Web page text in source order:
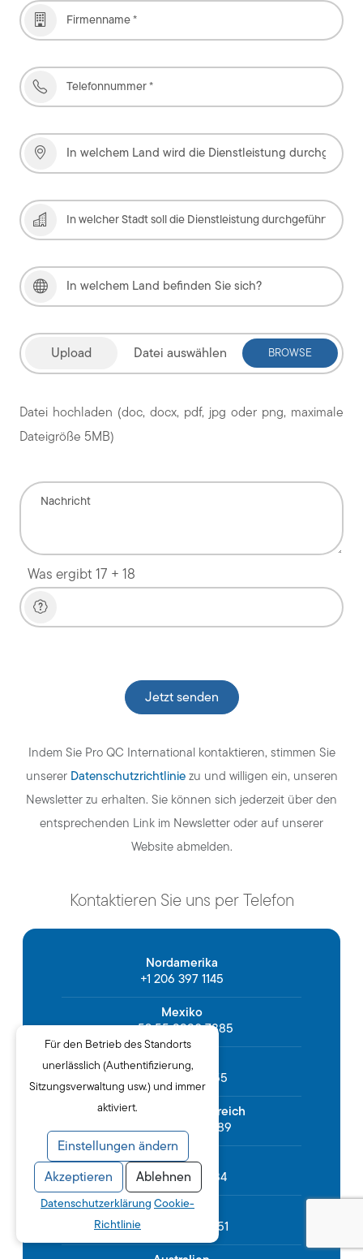
Datei auswählen
Datei hochladen (doc, docx, pdf, jpg oder png, maximale
Dateigröße 5MB)
Was ergibt 17 + 18
Indem Sie Pro QC International kontaktieren, stimmen Sie
unserer Datenschutzrichtliniezu und willigen ein, unseren
Newsletter zu erhalten. Sie können sich jederzeit über den
entsprechenden Link im Newsletter oder auf unserer
Website abmelden.
Kontaktieren Sie uns per Telefon
Nordamerika
+1 206 397 1145
Mexiko
+52 55 9990 7885
Kolumbien
+57 601 9190355
Vereinigtes Königreich
+44 330 094 5589
Frankreich
+33 9 7303 6784
Deutschland
+49 15630 810151
Für den Betrieb des Standorts
unerlässlich (Authentifizierung,
Sitzungsverwaltung usw.) und immer
aktiviert.
Einstellungen ändern
Akzeptieren
Ablehnen
Datenschutzerklärung Cookie-
Richtlinie